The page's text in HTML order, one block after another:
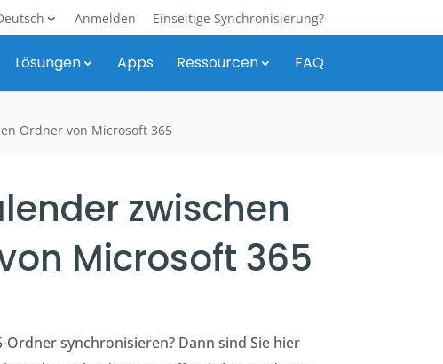
Anmelden Einseitige Synchronisierung?
Lösungen Apps Ressourcen FAQ
Ordner von Microsoft 365
zwischen
Microsoft 365
synchronisieren? Dann sind Sie hier